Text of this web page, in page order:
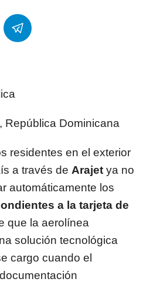
República Dominicana
residentes en el exterior
a través de Arajet ya no
automáticamente los
a la tarjeta de
que la aerolínea
solución tecnológica
cargo cuando el